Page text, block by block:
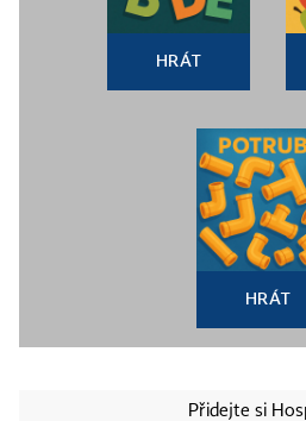
HRÁT
HRÁT
Přidejte si